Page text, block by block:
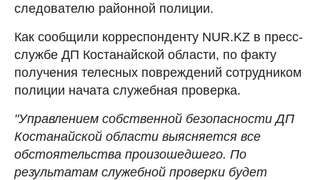
следователю районной полиции.
Как сообщили корреспонденту NUR.KZ в пресс-
службе ДП Костанайской области, по факту
получения телесных повреждений сотрудником
полиции начата служебная проверка.
"Управлением собственной безопасности ДП
Костанайской области выясняется все
обстоятельства произошедшего. По
результатам служебной проверки будет